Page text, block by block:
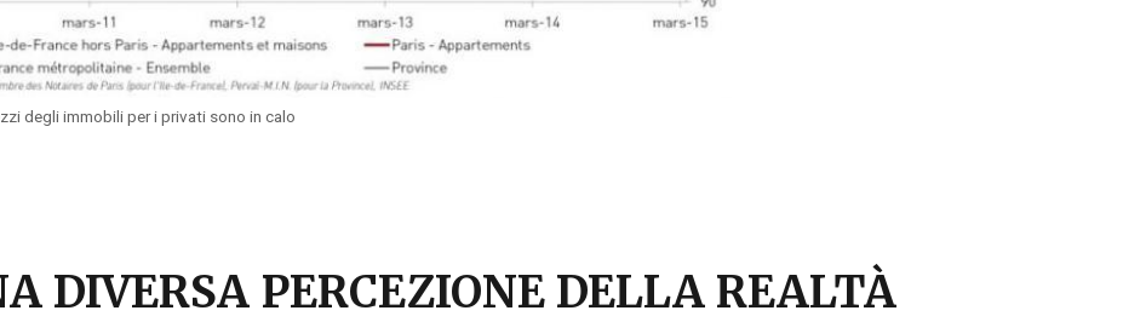
degli immobili per i privati sono in calo
DIVERSA PERCEZIONE DELLA REALTÀ